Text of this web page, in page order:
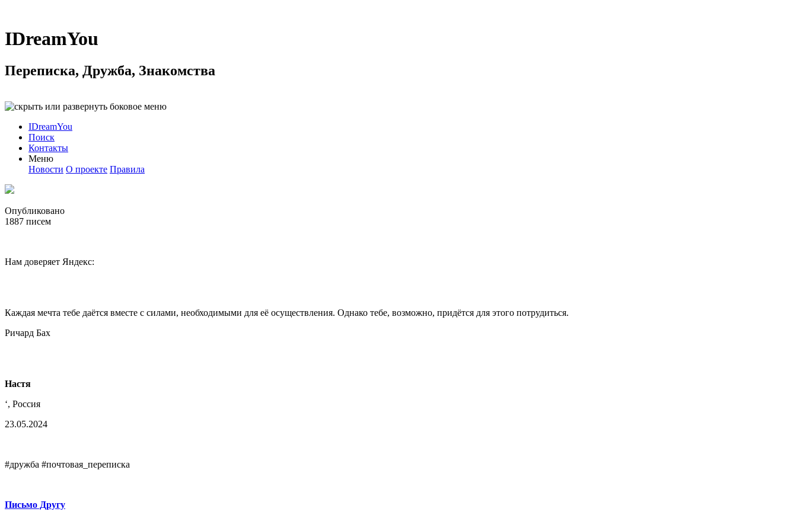
IDreamYou
Переписка, Дружба, Знакомства
IDreamYou
Поиск
Контакты
Меню
Новости О проекте Правила
Опубликовано
1887 писем
Нам доверяет Яндекс:
Каждая мечта тебе даётся вместе с силами, необходимыми для её осуществления. Однако тебе, возможно, придётся для этого потрудиться.
Ричард Бах
Настя
‘, Россия
23.05.2024
#дружба #почтовая_переписка
Письмо Другу